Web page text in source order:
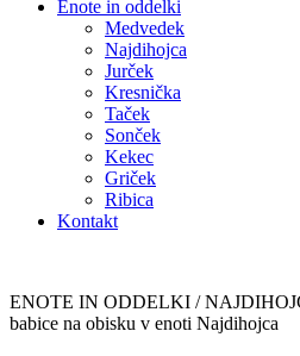
Enote in oddelki
Medvedek
Najdihojca
Jurček
Kresnička
Taček
Sonček
Kekec
Griček
Ribica
Kontakt
ENOTE IN ODDELKI /
babice na obisku v enoti Najdihojca